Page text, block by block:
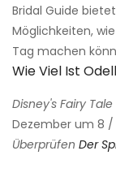
Bridal Guide
Möglichkeiten,
Tag machen
Wie Viel Ist
Disney's Fairy
Dezember um 8
Überprüfen Der